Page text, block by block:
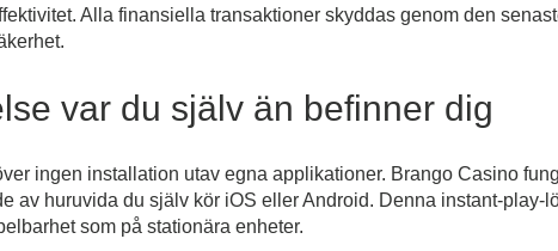
Alla finansiella transaktioner skyddas genom den
var du själv än befinner dig
ingen installation utav egna applikationer. Brango Casino
av huruvida du själv kör iOS eller Android. Denna instant-
som på stationära enheter.